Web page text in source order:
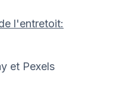
l'entretoit:
et Pexels